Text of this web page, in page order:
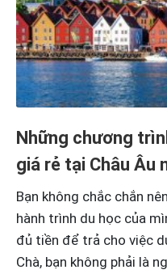
Những chương
giá rẻ tại Châu Âu
Bạn không chắc chắn
hành trình du học của
đủ tiền để trả cho việc
Chà, bạn không phải là